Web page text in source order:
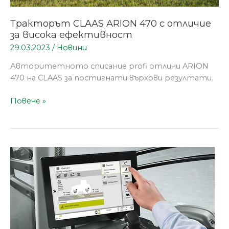
Тракторът CLAAS ARION 470 с отличие
за висока ефективност
29.03.2023 / Новини
Авторитетното списание profi отличи ARION
470 на CLAAS за постигнати върхови резултати.
Повече »
CLAAS
интегрира
Terranimo®
в
CEMOS
трактори